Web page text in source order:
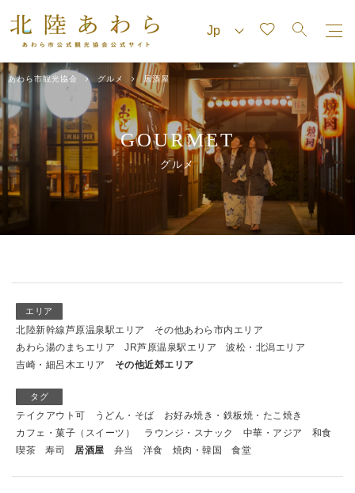
あわら市観光協会 グルメ 居酒屋
GOURMET
グルメ
エリア
北陸新幹線芦原温泉駅エリア
その他あわら市内エリア
あわら湯のまちエリア
JR芦原温泉駅エリア
波松・北潟エリア
吉崎・細呂木エリア
その他近郊エリア
タグ
テイクアウト可 うどん・そば
お好み焼き・鉄板焼・たこ焼き
カフェ・菓子（スイーツ）
ラウンジ・スナック 中華・アジア
和食
喫茶
寿司 居酒屋 弁当 洋食 焼肉・韓国 食堂